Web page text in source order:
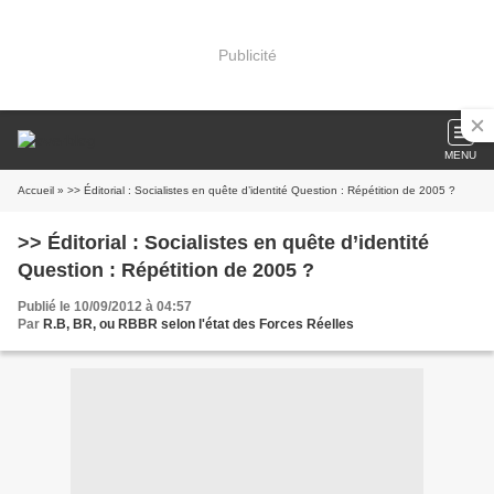
Publicité
MENU
Accueil » >> Éditorial : Socialistes en quête d’identité Question : Répétition de 2005 ?
>> Éditorial : Socialistes en quête d’identité
Question : Répétition de 2005 ?
Publié le 10/09/2012 à 04:57
Par R.B, BR, ou RBBR selon l'état des Forces Réelles